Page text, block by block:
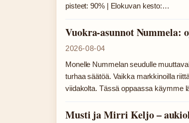
pisteet: 90% | Elokuvan kesto:…
Vuokra-asunnot Nummela:
2026-08-04
Monelle Nummelan seudulle
turhaa säätöä. Vaikka markkinoilla
viidakolta. Tässä oppaassa käymme
Musti ja Mirri Keljo –